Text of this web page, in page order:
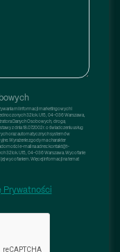
mi informacji marketingowych i
32 lok. U15, 04-036 Warszawa,
Danych Osobowych, drogą
z dnia 18.07.2002 r. o świadczeniu usług
oraz automatycznych systemów
Wyrażenie zgody ma charakter
e-mail na adres: kontakt@t-
32 lok. U15, 04-036 Warszawa. Wycofanie
wycofaniem. Więcej informacji na temat
Prywatności